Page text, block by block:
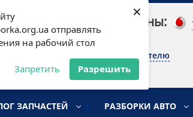
отправлять
на рабочий стол
Запретить Разрешить
×
Наши телефоны:
Письмо руководителю
ЗАПЧАСТЕЙ РАЗБОРКИ АВТО